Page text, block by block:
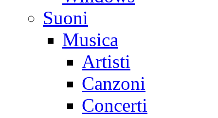
Suoni
Musica
Artisti
Canzoni
Concerti